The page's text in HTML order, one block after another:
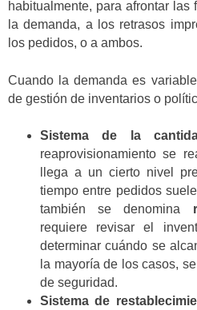
habitualmente, para afrontar
la demanda, a los retrasos
los pedidos, o a ambos.
Cuando la demanda es
de gestión de inventarios o
Sistema de la
reaprovisionamiento se
llega a un cierto nivel
tiempo entre pedidos
también se denomina
requiere revisar el
determinar cuándo se
la mayoría de los casos,
de seguridad.
Sistema de